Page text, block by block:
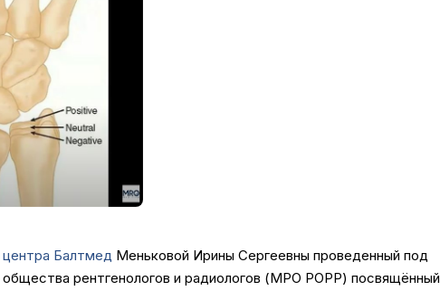
Балтмед Меньковой Ирины Сергеевны проведенный под
общества рентгенологов и радиологов (МРО РОРР) посвящённый